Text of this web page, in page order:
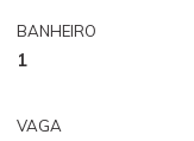
BANHEIRO
1
VAGA